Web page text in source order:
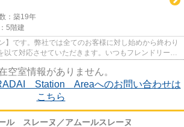
：築19年
5階建
】です。弊社では全てのお客様に対し始めから終わり
以て対応させていただきます。いつもフレンドリーな
空室情報がありません。
Station Areaへのお問い合わせは
こちら
ル スレーヌ／アムールスレーヌ